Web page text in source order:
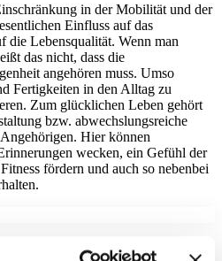
in der Mobilität und der
Einfluss auf das
die Lebensqualität. Wenn man
das nicht, dass die
angehören muss. Umso
Fertigkeiten in den Alltag zu
Zum glücklichen Leben gehört
bzw. abwechslungsreiche
Hier können
wecken, ein Gefühl der
fördern und auch so nebenbei